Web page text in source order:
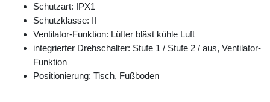
Schutzart: IPX1
Schutzklasse: II
Ventilator-Funktion: Lüfter bläst kühle Luft
integrierter Drehschalter: Stufe 1 / Stufe 2 / aus, Ventilator-
Funktion
Positionierung: Tisch, Fußboden